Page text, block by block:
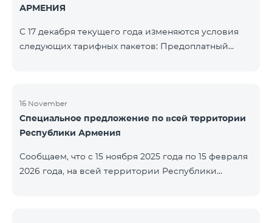
АРМЕНИЯ
С 17 декабря текущего года изменяются условия
следующих тарифных пакетов: Предоплатный
Абоненты получат 600 минут на все сети РА, США,
Канады, Beeline РФ и Tele2 вместо прежних 300
минут и 14 ГБ интернета вместо прежних 7 ГБ.
будет переименован в «Be Free 3200». Абонентская
пла
16 November
Специальное предложение по всей территории
Республики Армения
Сообщаем, что с 15 ноября 2025 года по 15 февраля
2026 года, на всей территории Республики